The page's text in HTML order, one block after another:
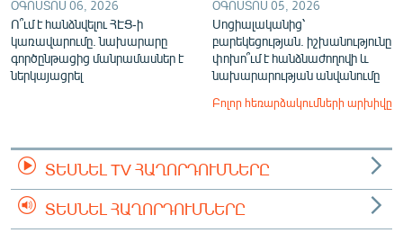
ՕԳՈՍՏՈՍ 06, 2026
Ո՞ւմ է հանձնվելու ՀԷՑ-ի
կառավարումը. նախարարը
գործընթացից մանրամասներ է
ներկայացրել
ՕԳՈՍՏՈՍ 05, 2026
Սոցիալականից՝
բարեկեցության. իշխանությունը
փոխո՞ւմ է հանձնաժողովի և
նախարարության անվանումը
Բոլոր հեռարձակումների արխիվը
ՏԵՍՆԵԼ TV ՀԱՂՈՐԴՈՒՄՆԵՐԸ
ՏԵՍՆԵԼ ՀԱՂՈՐԴՈՒՄՆԵՐԸ